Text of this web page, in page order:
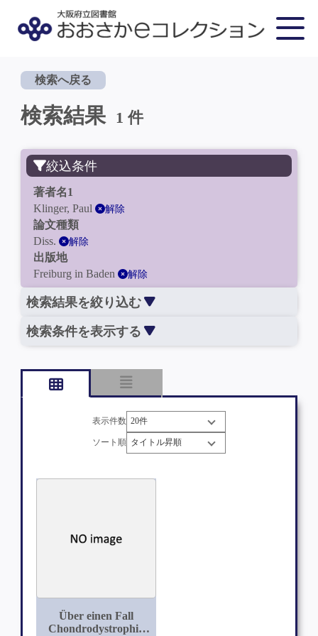
検索へ戻る
検索結果 1 件
絞込条件
著者名1
Klinger, Paul
解除
論文種類
Diss.
解除
出版地
Freiburg in Baden
解除
検索結果を絞り込む
検索条件を表示する
表示件数
ソート順
Über einen Fall
Chondrodystrophia